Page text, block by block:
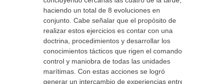
haciendo un total de 8 evoluciones en
conjunto. Cabe señalar que el propósito de
realizar estos ejercicios es contar con una
doctrina, procedimientos y desarrollar los
conocimientos tácticos que rigen el comando,
control y maniobra de todas las unidades
marítimas. Con estas acciones se logró
generar un intercambio de experiencias entre